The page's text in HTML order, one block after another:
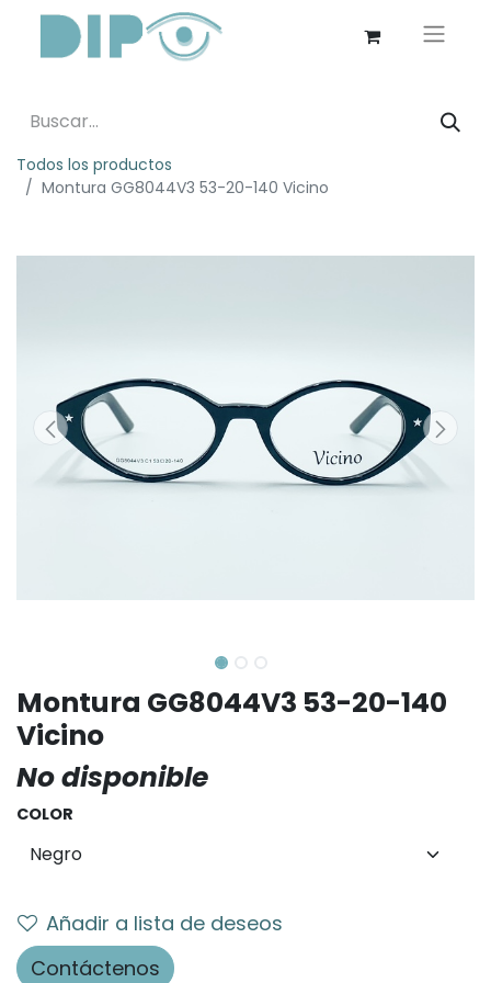
Todos los productos
Montura GG8044V3 53-20-140 Vicino
Montura GG8044V3 53-20-140
Vicino
No disponible
COLOR
Añadir a lista de deseos
Contáctenos